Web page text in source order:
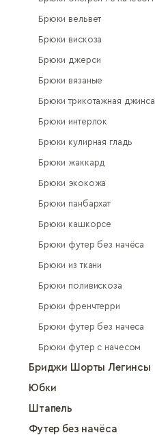
Брюки вельвет
Брюки вискоза
Брюки джерси
Брюки вязаные
Брюки трикотажная джинса
Брюки интерлок
Брюки кулирная гладь
Брюки жаккард
Брюки экокожа
Брюки панбархат
Брюки кашкорсе
Брюки футер без начёса
Брюки из ткани
Брюки поливискоза
Брюки френчтерри
Брюки футер без начеса
Брюки футер с начесом
Бриджи Шорты Легинсы
Юбки
Штапель
Футер без начёса